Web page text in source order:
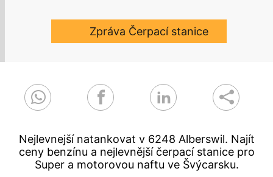
Zpráva Čerpací stanice
Nejlevnejší natankovat v 6248 Alberswil. Najít
ceny benzínu a nejlevnější čerpací stanice pro
Super a motorovou naftu ve Švýcarsku.